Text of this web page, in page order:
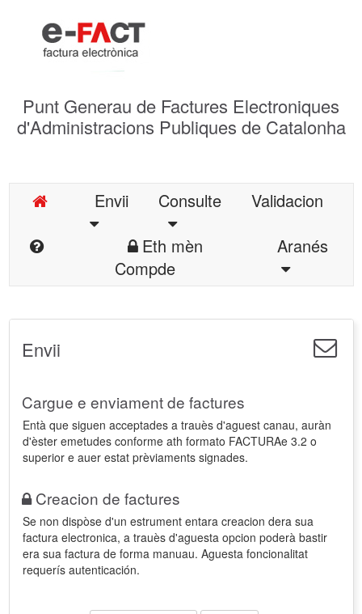
Punt Generau de Factures Electroniques
d'Administracions Publiques de Catalonha
Envii Consulte
Validacion
Eth mèn
Compde
Aranés
Envii
Cargue e enviament de factures
Entà que siguen acceptades a trauès d'aguest canau, auràn
d'èster emetudes conforme ath formato FACTURAe 3.2 o
superior e auer estat prèviaments signades.
Creacion de factures
Se non dispòse d'un estrument entara creacion dera sua
factura electronica, a trauès d'aguesta opcion poderà bastir
era sua factura de forma manuau. Aguesta foncionalitat
requerís autenticación.